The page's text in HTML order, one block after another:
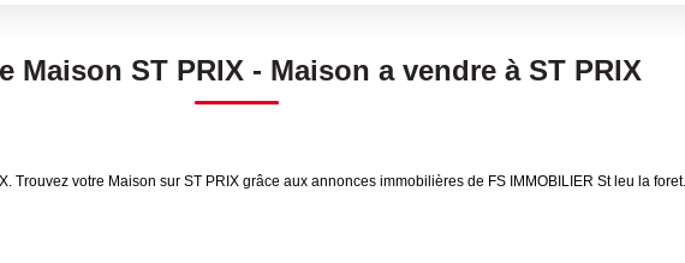
Maison ST PRIX - Maison a vendre à ST PRIX
votre Maison sur ST PRIX grâce aux annonces immobilières de FS IMMOBILIER St leu la foret.